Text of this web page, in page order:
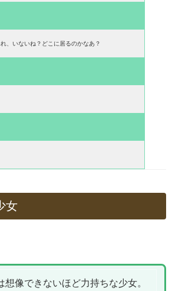
れ、いないね？どこに居るのかなあ？
女
像できないほど力持ちな少女。